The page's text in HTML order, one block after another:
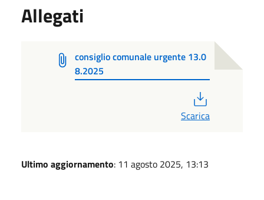
Allegati
consiglio comunale urgente 13.0
8.2025
Scarica
Ultimo aggiornamento: 11 agosto 2025, 13:13